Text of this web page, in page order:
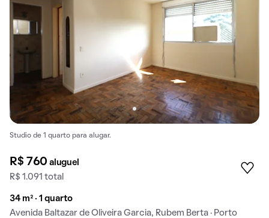
Studio de 1 quarto para alugar.
R$ 760aluguel
R$ 1.091 total
34 m² · 1 quarto
Avenida Baltazar de Oliveira Garcia, Rubem Berta · Porto